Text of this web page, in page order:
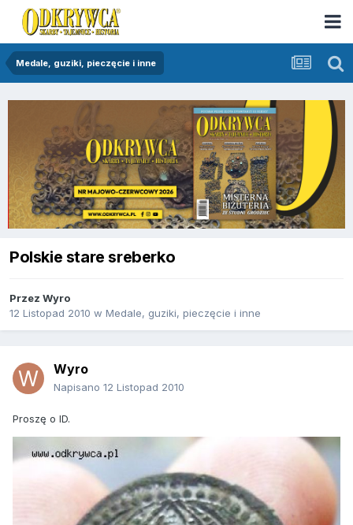
Medale, guziki, pieczęcie i inne
Polskie stare sreberko
Przez Wyro
12 Listopad 2010 w Medale, guziki, pieczęcie i inne
Wyro
Napisano 12 Listopad 2010
Proszę o ID.